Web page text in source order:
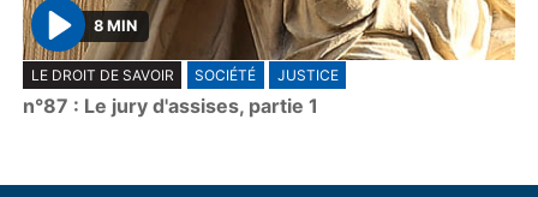
P
l
a
8 MIN
LE DROIT DE SAVOIR SOCIÉTÉ JUSTICE
n°87 : Le jury d'assises, partie 1